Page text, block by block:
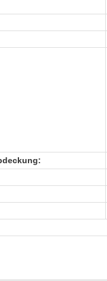
Standard Kart